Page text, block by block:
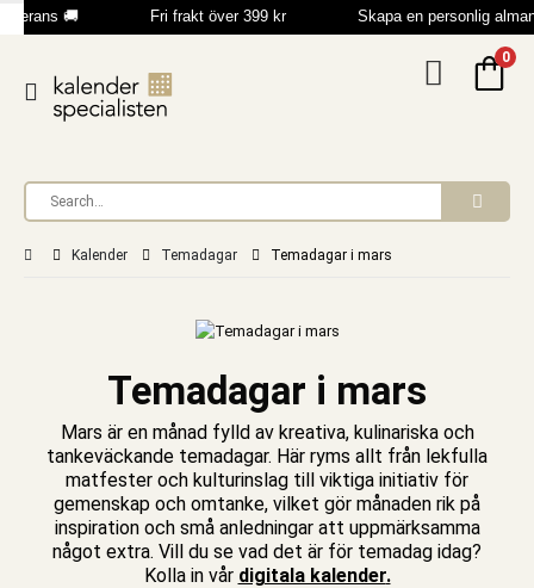
🚚 Fri frakt över 399 kr Skapa en personlig
0
Kalender Temadagar Temadagar i mars
Temadagar i mars
Mars är en månad fylld av kreativa, kulinariska och
tankeväckande temadagar. Här ryms allt från lekfulla
matfester och kulturinslag till viktiga initiativ för
gemenskap och omtanke, vilket gör månaden rik på
inspiration och små anledningar att uppmärksamma
något extra. Vill du se vad det är för temadag idag?
Kolla in vår digitala kalender.